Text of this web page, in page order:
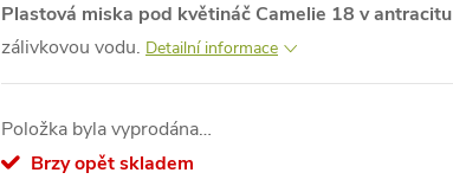
Plastová miska pod květináč Camelie 18 v antracitu
zálivkovou vodu. Detailní informace
Položka byla vyprodána…
Brzy opět skladem